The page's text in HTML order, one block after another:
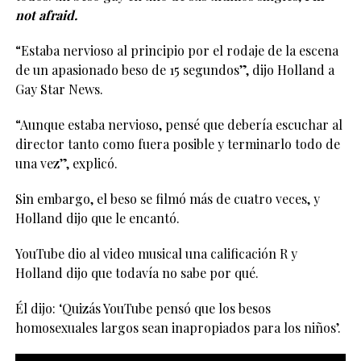
not afraid.
“Estaba nervioso al principio por el rodaje de la escena
de un apasionado beso de 15 segundos”, dijo Holland a
Gay Star News.
“Aunque estaba nervioso, pensé que debería escuchar al
director tanto como fuera posible y terminarlo todo de
una vez”, explicó.
Sin embargo, el beso se filmó más de cuatro veces, y
Holland dijo que le encantó.
YouTube dio al video musical una calificación R y
Holland dijo que todavía no sabe por qué.
Él dijo: ‘Quizás YouTube pensó que los besos
homosexuales largos sean inapropiados para los niños’.